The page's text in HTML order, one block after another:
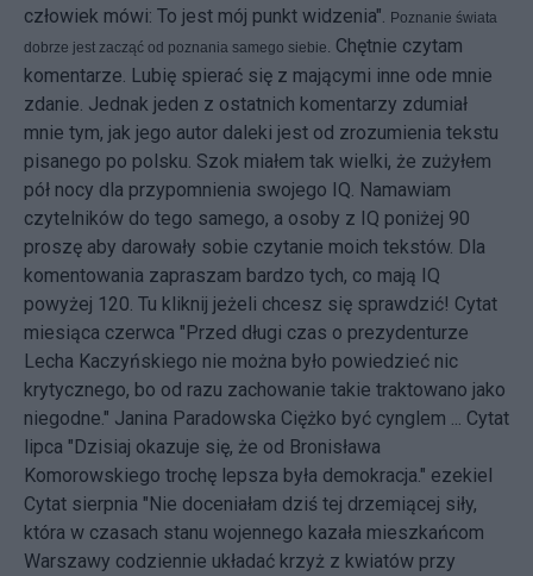
człowiek mówi: To jest mój punkt widzenia". Poznanie świata
dobrze jest zacząć od poznania samego siebie. Chętnie czytam
komentarze. Lubię spierać się z mającymi inne ode mnie
zdanie. Jednak jeden z ostatnich komentarzy zdumiał
mnie tym, jak jego autor daleki jest od zrozumienia tekstu
pisanego po polsku. Szok miałem tak wielki, że zużyłem
pół nocy dla przypomnienia swojego IQ. Namawiam
czytelników do tego samego, a osoby z IQ poniżej 90
proszę aby darowały sobie czytanie moich tekstów. Dla
komentowania zapraszam bardzo tych, co mają IQ
powyżej 120. Tu kliknij jeżeli chcesz się sprawdzić! Cytat
miesiąca czerwca "Przed długi czas o prezydenturze
Lecha Kaczyńskiego nie można było powiedzieć nic
krytycznego, bo od razu zachowanie takie traktowano jako
niegodne." Janina Paradowska Ciężko być cynglem ... Cytat
lipca "Dzisiaj okazuje się, że od Bronisława
Komorowskiego trochę lepsza była demokracja." ezekiel
Cytat sierpnia "Nie doceniałam dziś tej drzemiącej siły,
która w czasach stanu wojennego kazała mieszkańcom
Warszawy codziennie układać krzyż z kwiatów przy